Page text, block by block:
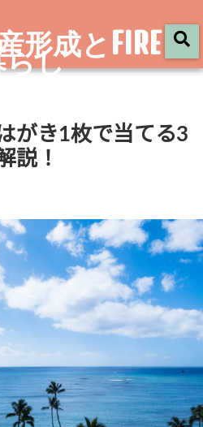
形成とFIRE
し
がき1枚で当てる3
説！